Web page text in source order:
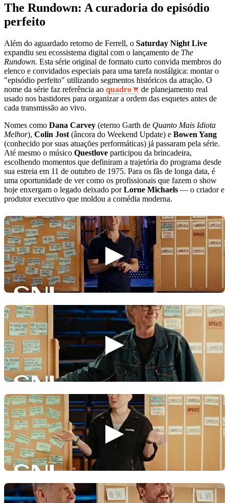
The Rundown: A curadoria do episódio
perfeito
Além do aguardado retorno de Ferrell, o Saturday Night Live
expandiu seu ecossistema digital com o lançamento de The
Rundown. Esta série original de formato curto convida membros do
elenco e convidados especiais para uma tarefa nostálgica: montar o
"episódio perfeito" utilizando segmentos históricos da atração. O
nome da série faz referência ao quadro
de planejamento real
usado nos bastidores para organizar a ordem das esquetes antes de
cada transmissão ao vivo.
Nomes como Dana Carvey (eterno Garth de Quanto Mais Idiota
Melhor), Colin Jost (âncora do Weekend Update) e Bowen Yang
(conhecido por suas atuações performáticas) já passaram pela série.
Até mesmo o músico Questlove participou da brincadeira,
escolhendo momentos que definiram a trajetória do programa desde
sua estreia em 11 de outubro de 1975. Para os fãs de longa data, é
uma oportunidade de ver como os profissionais que fazem o show
hoje enxergam o legado deixado porLorne Michaels — o criador e
produtor executivo que moldou a comédia moderna.